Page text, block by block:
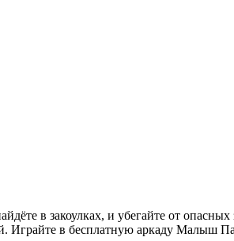
в закоулках, и убегайте от
Играйте в бесплатную аркаду Малыш